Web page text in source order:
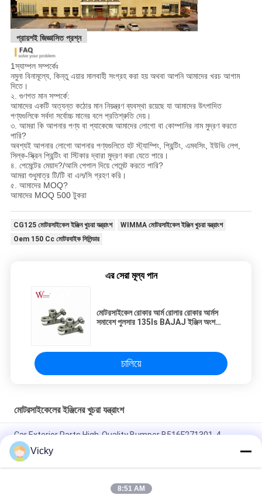
প্রায়শই জিজ্ঞাসিত প্রশ্ন
1স্যাম্পল সম্পর্কেঃ
নমুনা বিনামূল্যে, কিন্তু এয়ার মালবাহী সংগ্রহ করা হয় অথবা আপনি আমাদের খরচ আগাম
দিতে।
২. গুণগত মান সম্পর্কে:
আমাদের একটি অত্যন্ত কঠোর মান নিয়ন্ত্রণ ব্যবস্থা রয়েছে যা আমাদের উৎপাদিত
পণ্যগুলিকে সর্বদা সর্বোচ্চ মানের বলে প্রতিশ্রুতি দেয়।
৩. আমরা কি আপনার পণ্য বা প্যাকেজে আমাদের লোগো বা কোম্পানির নাম মুদ্রণ করতে
পারি?
অবশ্যই আপনার লোগো আপনার পণ্যগুলিতে হট স্ট্যাম্পিং, প্রিন্টিং, এমবসিং, ইউভি লেপ,
সিল্ক-স্ক্রিন প্রিন্টিং বা স্টিকার দ্বারা মুদ্রণ করা যেতে পারে।
৪. পেমেন্টের মেয়াদ?/আমি পেপাল দিয়ে পেমেন্ট করতে পারি?
আমরা শুধুমাত্র টি/টি বা এল/সি গ্রহণ করি।
৫. আমাদের MOQ?
আমাদের MOQ 500 টুকরা
CG125 মোটরসাইকেল ইঞ্জিন খুচরা যন্ত্রাংশ
WIMMA মোটরসাইকেল ইঞ্জিন খুচরা যন্ত্রাংশ
Oem 150 Cc মোটরবাইক সিলিন্ডার
এর সেরা মূল্য পান
মোটরসাইকেল রোকার আর্ম রোলার রোকার আর্মস
সমাবেশ পুলসার 135ls BAJAJ ইঞ্জিন অংশ
চালিয়ে
মোটরসাইকেলের ইঞ্জিনের খুচরা যন্ত্রাংশ
Car Exterior Parts High-Quality Bumper B516F271301-4
CHANAN OSHAN​ Z6 Starry White
স্টার্টার মোটর হন্ডা EX5 মোটরসাইকেল ইঞ্জিন খুচরা যন্ত্রাংশ সস্তা পাইকারি উচ্চ পারফরম্যান্স
Vicky
8:51 AM